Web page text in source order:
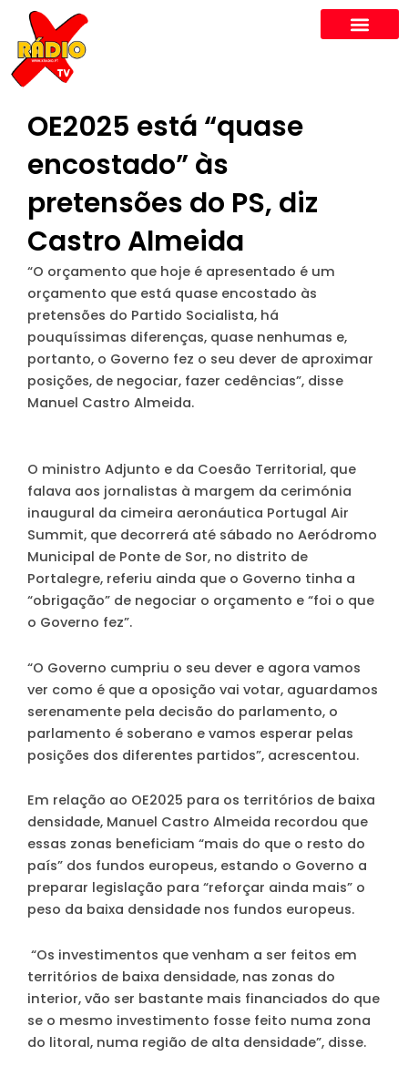
content
OE2025 está “quase
encostado” às
pretensões do PS, diz
Castro Almeida
“O orçamento que hoje é apresentado é um
orçamento que está quase encostado às
pretensões do Partido Socialista, há
pouquíssimas diferenças, quase nenhumas e,
portanto, o Governo fez o seu dever de aproximar
posições, de negociar, fazer cedências”, disse
Manuel Castro Almeida.
O ministro Adjunto e da Coesão Territorial, que
falava aos jornalistas à margem da cerimónia
inaugural da cimeira aeronáutica Portugal Air
Summit, que decorrerá até sábado no Aeródromo
Municipal de Ponte de Sor, no distrito de
Portalegre, referiu ainda que o Governo tinha a
“obrigação” de negociar o orçamento e “foi o que
o Governo fez”.
“O Governo cumpriu o seu dever e agora vamos
ver como é que a oposição vai votar, aguardamos
serenamente pela decisão do parlamento, o
parlamento é soberano e vamos esperar pelas
posições dos diferentes partidos”, acrescentou.
Em relação ao OE2025 para os territórios de baixa
densidade, Manuel Castro Almeida recordou que
essas zonas beneficiam “mais do que o resto do
país” dos fundos europeus, estando o Governo a
preparar legislação para “reforçar ainda mais” o
peso da baixa densidade nos fundos europeus.
“Os investimentos que venham a ser feitos em
territórios de baixa densidade, nas zonas do
interior, vão ser bastante mais financiados do que
se o mesmo investimento fosse feito numa zona
do litoral, numa região de alta densidade”, disse.